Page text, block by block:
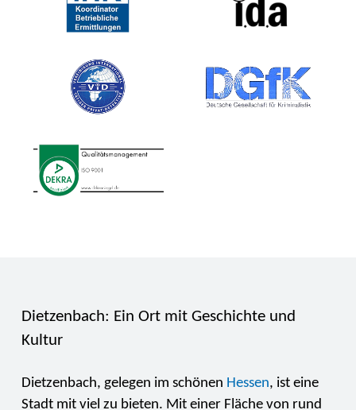
Dietzenbach: Ein Ort mit Geschichte und
Kultur
Dietzenbach, gelegen im schönen Hessen, ist eine
Stadt mit viel zu bieten. Mit einer Fläche von rund